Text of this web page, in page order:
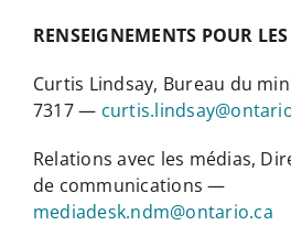
RENSEIGNEMENTS POUR
Curtis Lindsay, Bureau du
7317 —
Relations avec les médias,
de communications —
mediadesk.ndm@ontario.ca